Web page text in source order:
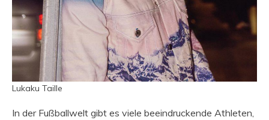
Lukaku Taille
In der Fußballwelt gibt es viele beeindruckende Athleten,